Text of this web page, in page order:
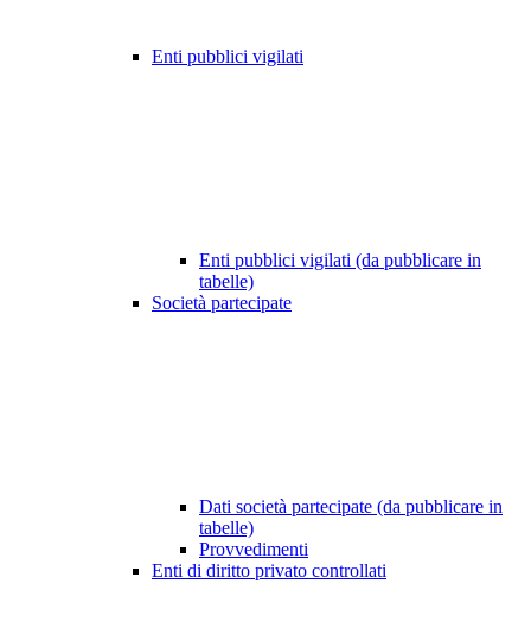
Enti pubblici vigilati
Enti pubblici vigilati (da pubblicare in
tabelle)
Società partecipate
Dati società partecipate (da pubblicare in
tabelle)
Provvedimenti
Enti di diritto privato controllati